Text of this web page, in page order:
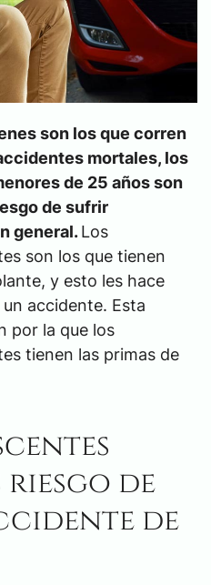
son los que corren
mortales, los
de 25 años son
de sufrir
general.Los
son los que tienen
y esto les hace
accidente. Esta
por la que los
tienen las primas de
de
de